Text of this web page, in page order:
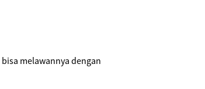
melawannya dengan